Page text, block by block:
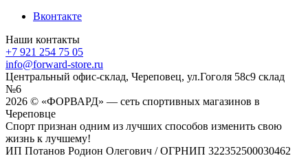
Вконтакте
Наши контакты
+7 921 254 75 05
info@forward-store.ru
Центральный офис-склад, Череповец, ул.Гоголя 58с9 склад
№6
2026 © «ФОРВАРД» — сеть спортивных магазинов в
Череповце
Спорт признан одним из лучших способов изменить свою
жизнь к лучшему!
ИП Потанов Родион Олегович / ОГРНИП 322352500030462